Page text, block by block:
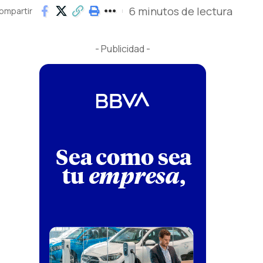
6 minutos de lectura
- Publicidad -